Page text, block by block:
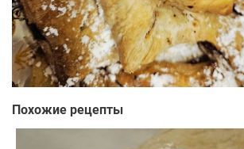
Похожие рецепты